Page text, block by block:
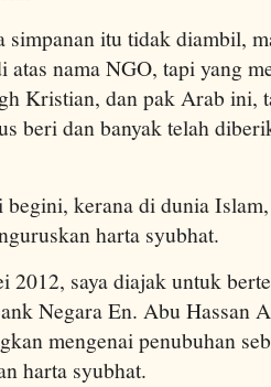
simpanan itu tidak diambil,
atas nama NGO, tapi yang
Kristian, dan pak Arab ini,
beri dan banyak telah
begini, kerana di dunia
harta syubhat.
2012, saya diajak untuk
Negara En. Abu Hassan
mengenai penubuhan
harta syubhat.